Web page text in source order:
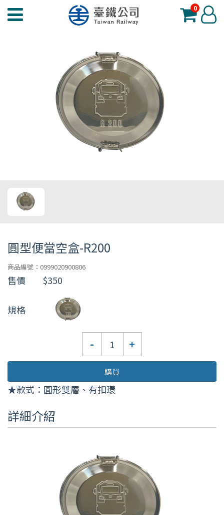
臺
0 登
入
圓型便當空盒-R200
商品編號：0999020900806
售價 $350
規格
- +
購買
★款式：圓形雙層、有扣環
詳細介紹